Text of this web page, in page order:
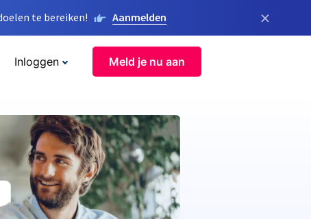
te bereiken! Aanmelden ×
Inloggen Meld je nu aan